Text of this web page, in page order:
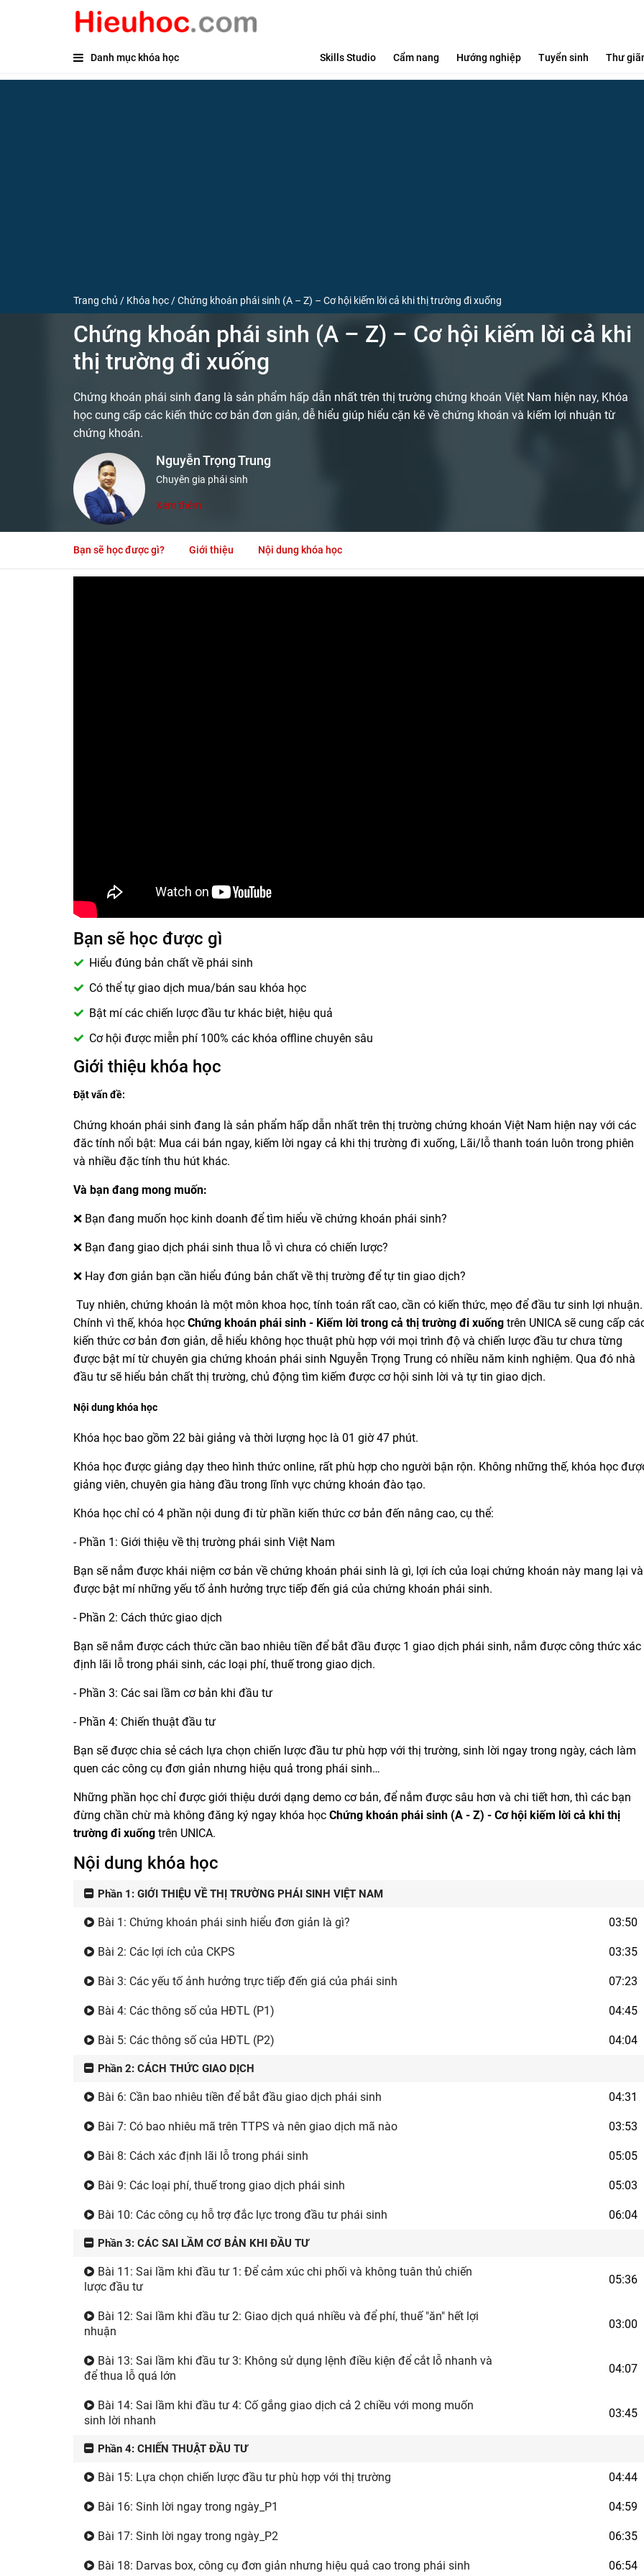
Danh mục khóa học Skills Studio Cẩm nang Hướng nghiệp Tuyển sinh Thư
Trang chủ / Khóa học /Chứng khoán phái sinh (A – Z) – Cơ hội kiếm lời cả khi thị trường đi xuống
Chứng khoán phái sinh (A – Z) – Cơ hội kiếm lời cả khi
thị trường đi xuống
Chứng khoán phái sinh đang là sản phẩm hấp dẫn nhất trên thị trường chứng khoán Việt Nam hiện nay, Khóa
học cung cấp các kiến thức cơ bản đơn giản, dễ hiểu giúp hiểu cặn kẽ về chứng khoán và kiếm lợi nhuận từ
chứng khoán.
Nguyễn Trọng Trung
Chuyên gia phái sinh
Xem thêm
Bạn sẽ học được gì? Giới thiệu Nội dung khóa học
Bạn sẽ học được gì
Hiểu đúng bản chất về phái sinh
Có thể tự giao dịch mua/bán sau khóa học
Bật mí các chiến lược đầu tư khác biệt, hiệu quả
Cơ hội được miễn phí 100% các khóa offline chuyên sâu
Giới thiệu khóa học
Đặt vấn đề:
Chứng khoán phái sinh đang là sản phẩm hấp dẫn nhất trên thị trường chứng khoán Việt Nam hiện nay với các
đăc tính nổi bật: Mua cái bán ngay, kiếm lời ngay cả khi thị trường đi xuống, Lãi/lỗ thanh toán luôn trong phiên
và nhiều đặc tính thu hút khác.
Và bạn đang mong muốn:
❌ Bạn đang muốn học kinh doanh để tìm hiểu về chứng khoán phái sinh?
❌ Bạn đang giao dịch phái sinh thua lỗ vì chưa có chiến lược?
❌ Hay đơn giản bạn cần hiểu đúng bản chất về thị trường để tự tin giao dịch?
Tuy nhiên, chứng khoán là một môn khoa học, tính toán rất cao, cần có kiến thức, mẹo để đầu tư sinh lợi nhuận.
Chính vì thế, khóa học Chứng khoán phái sinh - Kiếm lời trong cả thị trường đi xuống trên UNICA sẽ cung cấp
kiến thức cơ bản đơn giản, dễ hiểu không học thuật phù hợp với mọi trình độ và chiến lược đầu tư chưa từng
được bật mí từ chuyên gia chứng khoán phái sinh Nguyễn Trọng Trung có nhiều năm kinh nghiệm. Qua đó nhà
đầu tư sẽ hiểu bản chất thị trường, chủ động tìm kiếm được cơ hội sinh lời và tự tin giao dịch.
Nội dung khóa học
Khóa học bao gồm 22 bài giảng và thời lượng học là 01 giờ 47 phút.
Khóa học được giảng dạy theo hình thức online, rất phù hợp cho người bận rộn. Không những thế, khóa học
giảng viên, chuyên gia hàng đầu trong lĩnh vực chứng khoán đào tạo.
Khóa học chỉ có 4 phần nội dung đi từ phần kiến thức cơ bản đến nâng cao, cụ thể:
- Phần 1: Giới thiệu về thị trường phái sinh Việt Nam
Bạn sẽ nắm được khái niệm cơ bản về chứng khoán phái sinh là gì, lợi ích của loại chứng khoán này mang lại và
được bật mí những yếu tố ảnh hưởng trực tiếp đến giá của chứng khoán phái sinh.
- Phần 2: Cách thức giao dịch
Bạn sẽ nắm được cách thức cần bao nhiêu tiền để bắt đầu được 1 giao dịch phái sinh, nắm được công thức xác
định lãi lỗ trong phái sinh, các loại phí, thuế trong giao dịch.
- Phần 3: Các sai lầm cơ bản khi đầu tư
- Phần 4: Chiến thuật đầu tư
Bạn sẽ được chia sẻ cách lựa chọn chiến lược đầu tư phù hợp với thị trường, sinh lời ngay trong ngày, cách làm
quen các công cụ đơn giản nhưng hiệu quả trong phái sinh…
Những phần học chỉ được giới thiệu dưới dạng demo cơ bản, để nắm được sâu hơn và chi tiết hơn, thì các bạn
đừng chần chừ mà không đăng ký ngay khóa học Chứng khoán phái sinh (A - Z) - Cơ hội kiếm lời cả khi thị
trường đi xuống trên UNICA.
Nội dung khóa học
Phần 1: GIỚI THIỆU VỀ THỊ TRƯỜNG PHÁI SINH VIỆT NAM
Bài 1: Chứng khoán phái sinh hiểu đơn giản là gì? 03:50
Bài 2: Các lợi ích của CKPS 03:35
Bài 3: Các yếu tố ảnh hưởng trực tiếp đến giá của phái sinh 07:23
Bài 4: Các thông số của HĐTL (P1) 04:45
Bài 5: Các thông số của HĐTL (P2) 04:04
Phần 2: CÁCH THỨC GIAO DỊCH
Bài 6: Cần bao nhiêu tiền để bắt đầu giao dịch phái sinh 04:31
Bài 7: Có bao nhiêu mã trên TTPS và nên giao dịch mã nào 03:53
Bài 8: Cách xác định lãi lỗ trong phái sinh 05:05
Bài 9: Các loại phí, thuế trong giao dịch phái sinh 05:03
Bài 10: Các công cụ hỗ trợ đắc lực trong đầu tư phái sinh 06:04
Phần 3: CÁC SAI LẦM CƠ BẢN KHI ĐẦU TƯ
Bài 11: Sai lầm khi đầu tư 1: Để cảm xúc chi phối và không tuân thủ chiến
lược đầu tư
05:36
Bài 12: Sai lầm khi đầu tư 2: Giao dịch quá nhiều và để phí, thuế "ăn" hết lợi
nhuận
03:00
Bài 13: Sai lầm khi đầu tư 3: Không sử dụng lệnh điều kiện để cắt lỗ nhanh và
để thua lỗ quá lớn
04:07
Bài 14: Sai lầm khi đầu tư 4: Cố gắng giao dịch cả 2 chiều với mong muốn
sinh lời nhanh
03:45
Phần 4: CHIẾN THUẬT ĐẦU TƯ
Bài 15: Lựa chọn chiến lược đầu tư phù hợp với thị trường 04:44
Bài 16: Sinh lời ngay trong ngày_P1 04:59
Bài 17: Sinh lời ngay trong ngày_P2 06:35
Bài 18: Darvas box, công cụ đơn giản nhưng hiệu quả cao trong phái sinh 06:54